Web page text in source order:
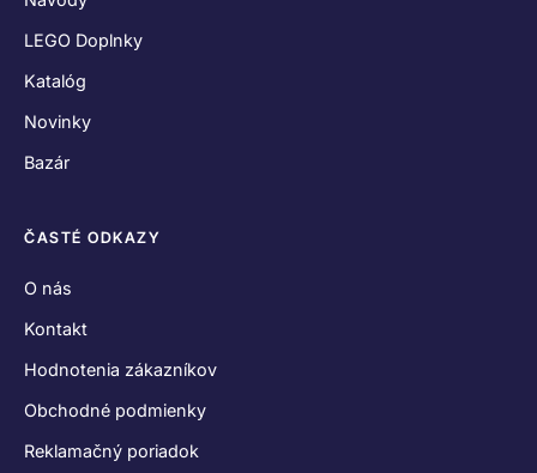
LEGO Doplnky
Katalóg
Novinky
Bazár
ČASTÉ ODKAZY
O nás
Kontakt
Hodnotenia zákazníkov
Obchodné podmienky
Reklamačný poriadok